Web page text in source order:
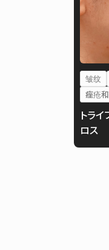
皱纹
痤疮
トライ
ロス